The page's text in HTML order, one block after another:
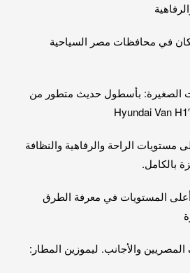
في محافظات مصر السياحية
الصغيرة: بأسطول حديث متطور من
فرد، بأعلى مستويات الراحة والرفاهية والنظافة
بالكامل.
المستويات في معرفة الطرق
والأجانب. ليموزين المطار: